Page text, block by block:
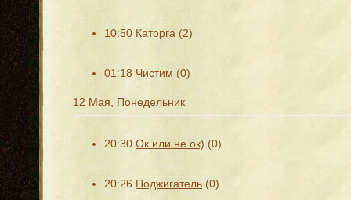
10:50 Каторга (2)
01:18 Чистим (0)
12 Мая, Понедельник
20:30 Ок или не ок) (0)
20:26 Поджигатель (0)